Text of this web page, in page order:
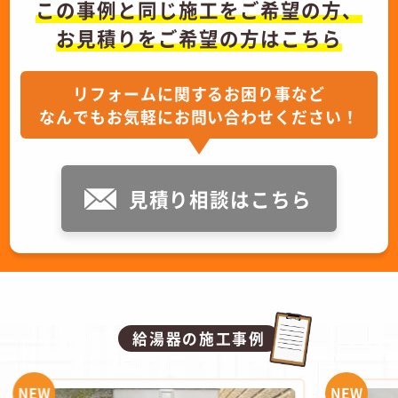
この事例と同じ施工をご希望の方、
お見積りをご希望の方はこちら
リフォームに関するお困り事など
なんでもお気軽にお問い合わせください！
見積り相談はこちら
給湯器の施工事例
NEW NEW